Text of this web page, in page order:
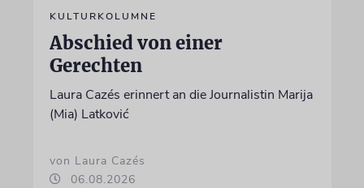
KULTURKOLUMNE
Abschied von einer
Gerechten
Laura Cazés erinnert an die Journalistin Marija
(Mia) Latković
von Laura Cazés
06.08.2026